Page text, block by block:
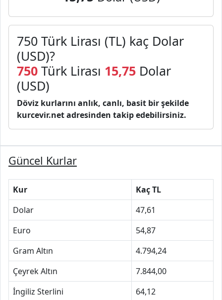
750 Türk Lirası (TL) kaç Dolar
(USD)?
750 Türk Lirası 15,75 Dolar
(USD)
Döviz kurlarını anlık, canlı, basit bir şekilde
kurcevir.net adresinden takip edebilirsiniz.
Güncel Kurlar
Kur
Kaç TL
Dolar
47,61
Euro
54,87
Gram Altın
4.794,24
Çeyrek Altın
7.844,00
İngiliz Sterlini
64,12